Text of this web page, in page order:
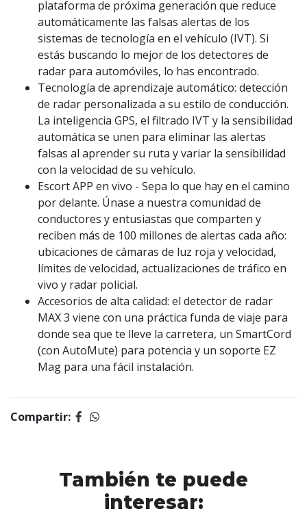
plataforma de próxima generación que reduce
automáticamente las falsas alertas de los
sistemas de tecnología en el vehículo (IVT). Si
estás buscando lo mejor de los detectores de
radar para automóviles, lo has encontrado.
Tecnología de aprendizaje automático: detección
de radar personalizada a su estilo de conducción.
La inteligencia GPS, el filtrado IVT y la sensibilidad
automática se unen para eliminar las alertas
falsas al aprender su ruta y variar la sensibilidad
con la velocidad de su vehículo.
Escort APP en vivo - Sepa lo que hay en el camino
por delante. Únase a nuestra comunidad de
conductores y entusiastas que comparten y
reciben más de 100 millones de alertas cada año:
ubicaciones de cámaras de luz roja y velocidad,
límites de velocidad, actualizaciones de tráfico en
vivo y radar policial.
Accesorios de alta calidad: el detector de radar
MAX 3 viene con una práctica funda de viaje para
donde sea que te lleve la carretera, un SmartCord
(con AutoMute) para potencia y un soporte EZ
Mag para una fácil instalación.
Compartir:
También te puede
interesar: